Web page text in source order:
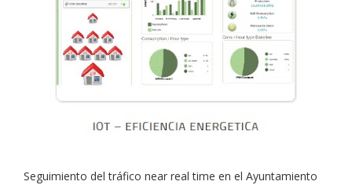
Seguimiento del tráfico near real time en el Ayuntamiento